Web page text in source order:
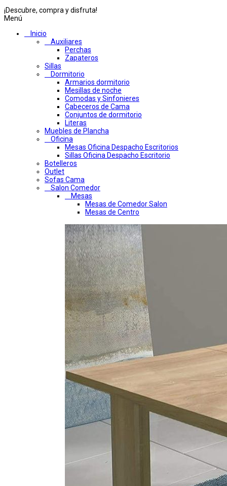
¡Descubre, compra y disfruta!
Menú
Inicio
Auxiliares
Perchas
Zapateros
Sillas
Dormitorio
Armarios dormitorio
Mesillas de noche
Comodas y Sinfonieres
Cabeceros de Cama
Conjuntos de dormitorio
Literas
Muebles de Plancha
Oficina
Mesas Oficina Despacho Escritorios
Sillas Oficina Despacho Escritorio
Botelleros
Outlet
Sofas Cama
Salon Comedor
Mesas
Mesas de Comedor Salon
Mesas de Centro